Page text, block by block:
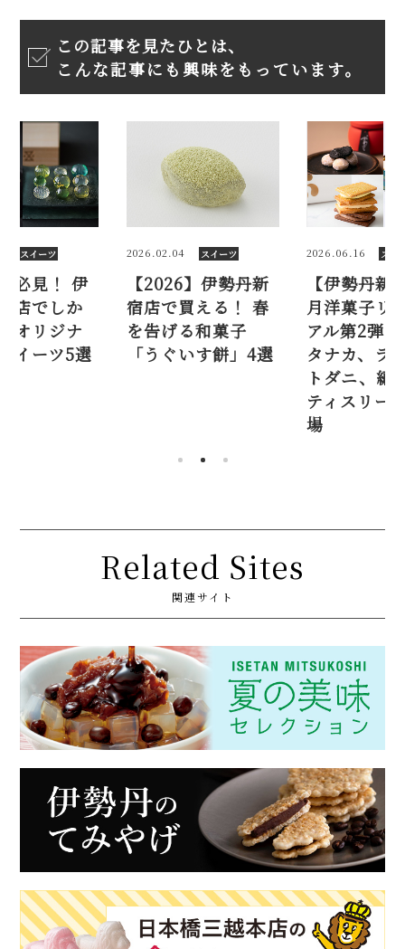
この記事を見たひとは、
こんな記事にも興味をもっています。
スイーツ
伊勢丹新
える！ 春
和菓子
す餅」4選
2026.06.16 スイーツ
【伊勢丹新宿店】6
月洋菓子リニュー
アル第2弾！ カフェ
タナカ、ラトリエ
2025.09.11 スイ
抹茶好き必
勢丹新宿店
買えないオ
ル限定スイ
Related Sites
関連サイト